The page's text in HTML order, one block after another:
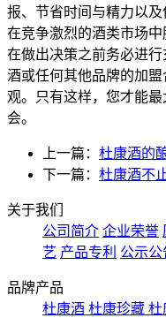
报、节省时间与精力以
在竞争激烈的酒类市场中
在做出决策之前务必进
酒或任何其他品牌的加
观。只有这样，您才能
会。
上一篇： 杜康酒的
下一篇： 杜康酒不
关于我们
公司简介 企业荣誉
艺 产品专利 公示公
品牌产品
杜康酒 杜康珍藏 杜